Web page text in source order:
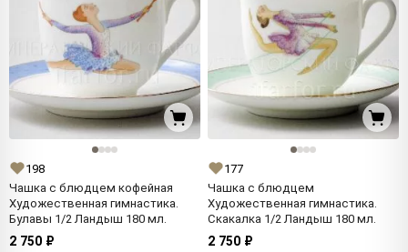
198
Чашка с блюдцем кофейная
Художественная гимнастика.
Булавы 1/2 Ландыш 180 мл.
2 750 ₽
177
Чашка с блюдцем
Художественная гимнастика.
Скакалка 1/2 Ландыш 180 мл.
2 750 ₽